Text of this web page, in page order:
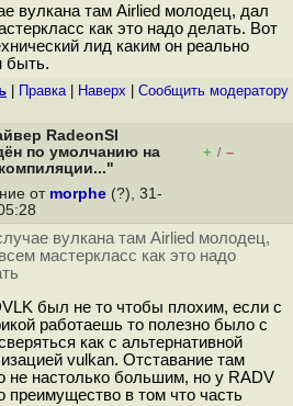
вулкана там Airlied молодец, дал
как это надо делать. Вот
лид каким он реально
быть.
Правка| Наверх Cообщить модератору
RadeonSI
по умолчанию на
+ / –
от morphe (?), 31-
вулкана там Airlied молодец,
мастеркласс как это надо
был не то чтобы плохим, если с
работаешь то полезно было с
как с альтернативной
vulkan. Отставание там
не настолько большим, но у RADV
преимущество в том что часть